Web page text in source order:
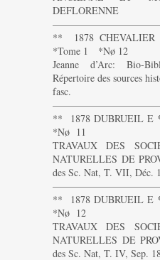
DEFLORENNE
** 1878 CHEVALIER
*Tome 1 *Nø 12
Jeanne d’Arc: Bio-
Répertoire des sources
fasc.
** 1878 DUBRUEIL
*Nø 11
TRAVAUX DES
NATURELLES DE
des Sc. Nat, T. VII, Déc.
** 1878 DUBRUEIL
*Nø 12
TRAVAUX DES
NATURELLES DE
des Sc. Nat, T. IV, Sep.